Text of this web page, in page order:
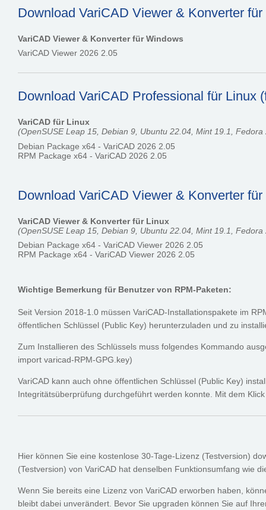
Download VariCAD Viewer & Konverter
VariCAD Viewer & Konverter für Windows
VariCAD Viewer 2026 2.05
Download VariCAD Professional für Linux
VariCAD für Linux
(OpenSUSE Leap 15, Debian 9, Ubuntu 22.04, Mint 19.1, Fedora
Debian Package x64 - VariCAD 2026 2.05
RPM Package x64 - VariCAD 2026 2.05
Download VariCAD Viewer & Konverter
VariCAD Viewer & Konverter für Linux
(OpenSUSE Leap 15, Debian 9, Ubuntu 22.04, Mint 19.1, Fedora
Debian Package x64 - VariCAD Viewer 2026 2.05
RPM Package x64 - VariCAD Viewer 2026 2.05
Wichtige Bemerkung für Benutzer von RPM-Paketen:
Seit Version 2018-1.0 müssen VariCAD-Installationspakete im
öffentlichen Schlüssel (Public Key) herunterzuladen und zu
Zum Installieren des Schlüssels muss folgendes Kommando
import varicad-RPM-GPG.key)
VariCAD kann auch ohne öffentlichen Schlüssel (Public Key)
Integritätsüberprüfung durchgeführt werden konnte. Mit dem
Hier können Sie eine kostenlose 30-Tage-Lizenz (Testversion)
(Testversion) von VariCAD hat denselben Funktionsumfang wie
Wenn Sie bereits eine Lizenz von VariCAD erworben haben,
bleibt dabei unverändert. Bevor Sie upgraden können Sie auf